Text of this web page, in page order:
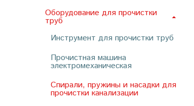
Оборудование для прочистки
труб
Инструмент для прочистки труб
Прочистная машина
электромеханическая
Спирали, пружины и насадки для
прочистки канализации